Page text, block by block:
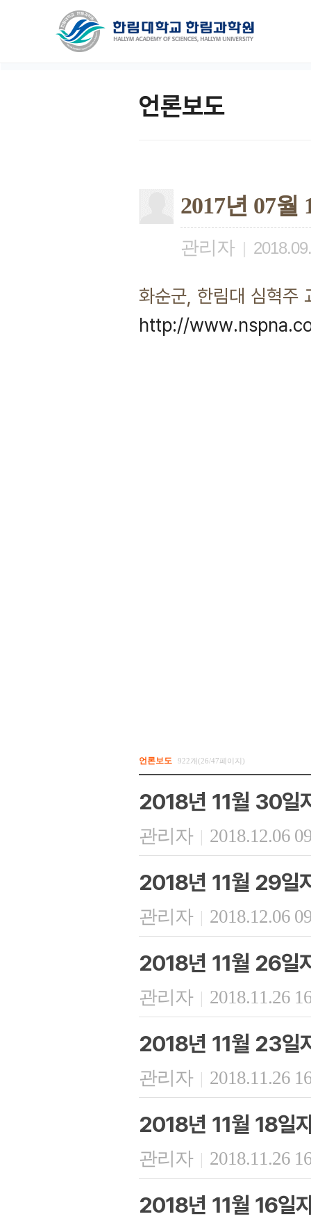
언론보도
2017년 07월
관리자 |
화순군, 한림대 심혁주
http://
언론보도 922개(26/47페이지)
2018년 11월 30일
관리자 | 2018.12.06
2018년 11월 29일
관리자 | 2018.12.06
2018년 11월 26일
관리자 | 2018.11.26
2018년 11월 23일
관리자 | 2018.11.26
2018년 11월 18일
관리자 | 2018.11.26
2018년 11월 16일